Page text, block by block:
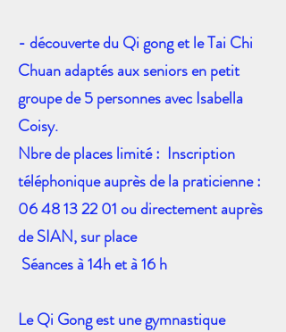
- découverte du Qi gong et le Tai Chi
Chuan adaptés aux seniors en petit
groupe de 5 personnes avec Isabella
Coisy.
Nbre de places limité : Inscription
téléphonique auprès de la praticienne :
06 48 13 22 01ou directement auprès
de SIAN, sur place
Séances à 14h et à 16 h
Le Qi Gong est une gymnastique